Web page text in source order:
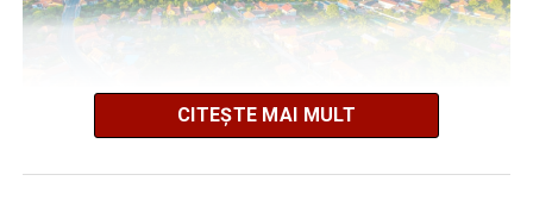
CITEȘTE MAI MULT